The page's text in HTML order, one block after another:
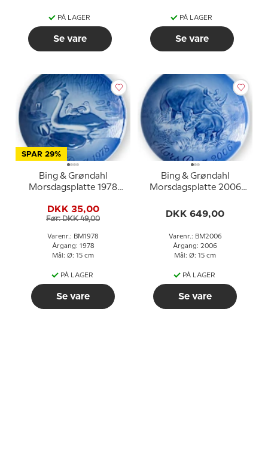
PÅ LAGER
Se vare
PÅ LAGER
Se vare
SPAR 29%
Bing & Grøndahl
Morsdagsplatte 1978
DKK 35,00
Før: DKK 49,00
Varenr.: BM1978
Årgang: 1978
Mål: Ø: 15 cm
PÅ LAGER
Se vare
Bing & Grøndahl
Morsdagsplatte 2006
unge
DKK 649,00
Varenr.: BM2006
Årgang: 2006
Mål: Ø: 15 cm
PÅ LAGER
Se vare